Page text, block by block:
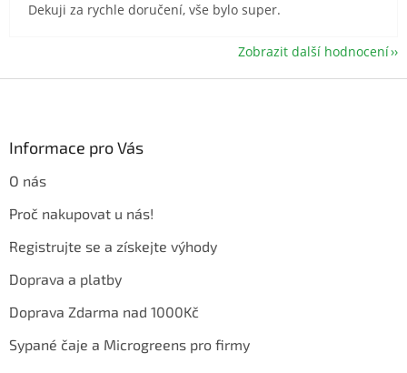
Dekuji za rychle doručení, vše bylo super.
Zobrazit další hodnocení
Informace pro Vás
O nás
Proč nakupovat u nás!
Registrujte se a získejte výhody
Doprava a platby
Doprava Zdarma nad 1000Kč
Sypané čaje a Microgreens pro firmy